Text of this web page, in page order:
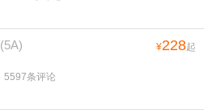
(5A) ¥228起
5597条评论